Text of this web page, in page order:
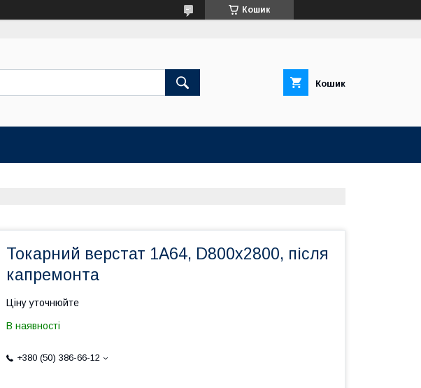
Кошик
Кошик
Токарний верстат 1А64, D800х2800, після
капремонта
Ціну уточнюйте
В наявності
+380 (50) 386-66-12